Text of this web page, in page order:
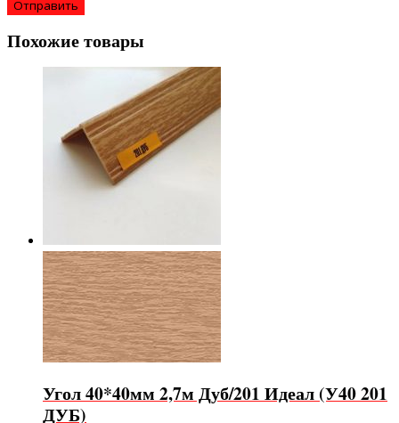
Похожие товары
Угол 40*40мм 2,7м Дуб/201 Идеал (У40 201
ДУБ)